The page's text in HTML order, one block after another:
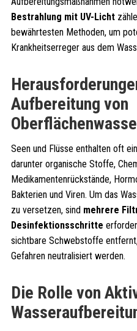
Bestrahlung mit UV-Licht
bewährtesten Methoden, um
Krankheitserreger aus dem
Aufbereitung von
Seen und Flüsse enthalten oft
darunter organische Stoffe,
Medikamentenrückstände,
Bakterien und Viren. Um das
zu versetzen, sind mehrere
Desinfektionsschritte
sichtbare Schwebstoffe
Gefahren neutralisiert werden.
Die Rolle von